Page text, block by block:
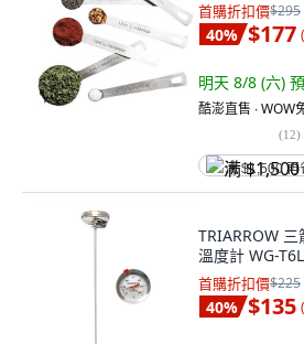
首購折扣價$295
40% $177 (
明天 8/8 (六)
酷澎直售 ∙ WOW
(12)
满 $1,500 再
TRIARROW
溫度計 WG-
首購折扣價$225
40% $135 (